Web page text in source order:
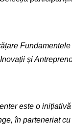
și
este o
în parteneriat